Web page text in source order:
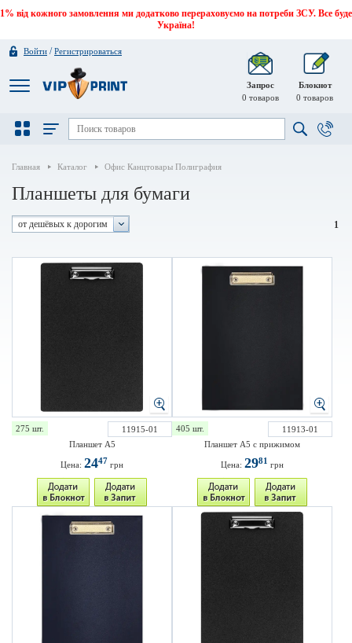
1% від кожного замовлення ми додатково перераховуємо на потреби ЗСУ. Все буде
Україна!
Войти /Регистрироваться
Запрос
0 товаров
Блокнот
0 товаров
Главная Каталог Офис Канцтовары Полиграфия
Планшеты для бумаги
от дешёвых к дорогим 1
275 шт.
11915-01
Планшет А5
Цена: 2447 грн
405 шт.
11913-01
Планшет А5 с прижимом
Цена: 2981 грн